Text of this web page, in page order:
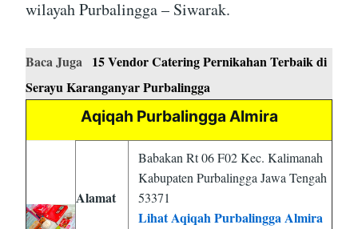
wilayah Purbalingga – Siwarak.
Baca Juga
15 Vendor Catering Pernikahan Terbaik di
Serayu Karanganyar Purbalingga
Aqiqah Purbalingga Almira
Alamat
Babakan Rt 06 F02 Kec. Kalimanah
Kabupaten Purbalingga Jawa Tengah
53371
Lihat Aqiqah Purbalingga Almira